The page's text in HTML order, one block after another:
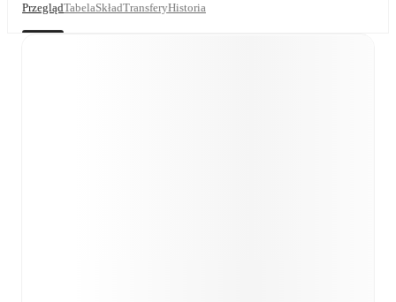
PrzeglądTabelaSkładTransferyHistoria